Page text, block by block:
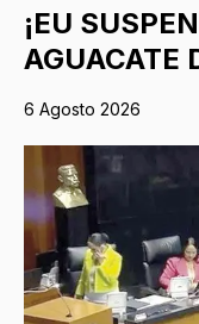
¡EU
AGUACATE
6 Agosto 2026